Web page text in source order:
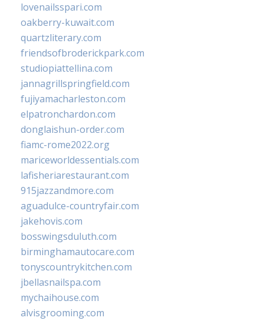
lovenailsspari.com
oakberry-kuwait.com
quartzliterary.com
friendsofbroderickpark.com
studiopiattellina.com
jannagrillspringfield.com
fujiyamacharleston.com
elpatronchardon.com
donglaishun-order.com
fiamc-rome2022.org
mariceworldessentials.com
lafisheriarestaurant.com
915jazzandmore.com
aguadulce-countryfair.com
jakehovis.com
bosswingsduluth.com
birminghamautocare.com
tonyscountrykitchen.com
jbellasnailspa.com
mychaihouse.com
alvisgrooming.com